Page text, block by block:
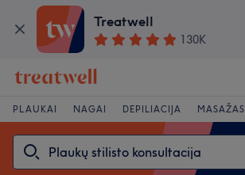
Treatwell
130K
PLAUKAI NAGAI DEPILIACIJA MASAŽAS